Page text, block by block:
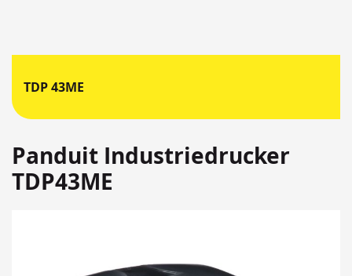
TDP 43ME
Panduit Industriedrucker
TDP43ME